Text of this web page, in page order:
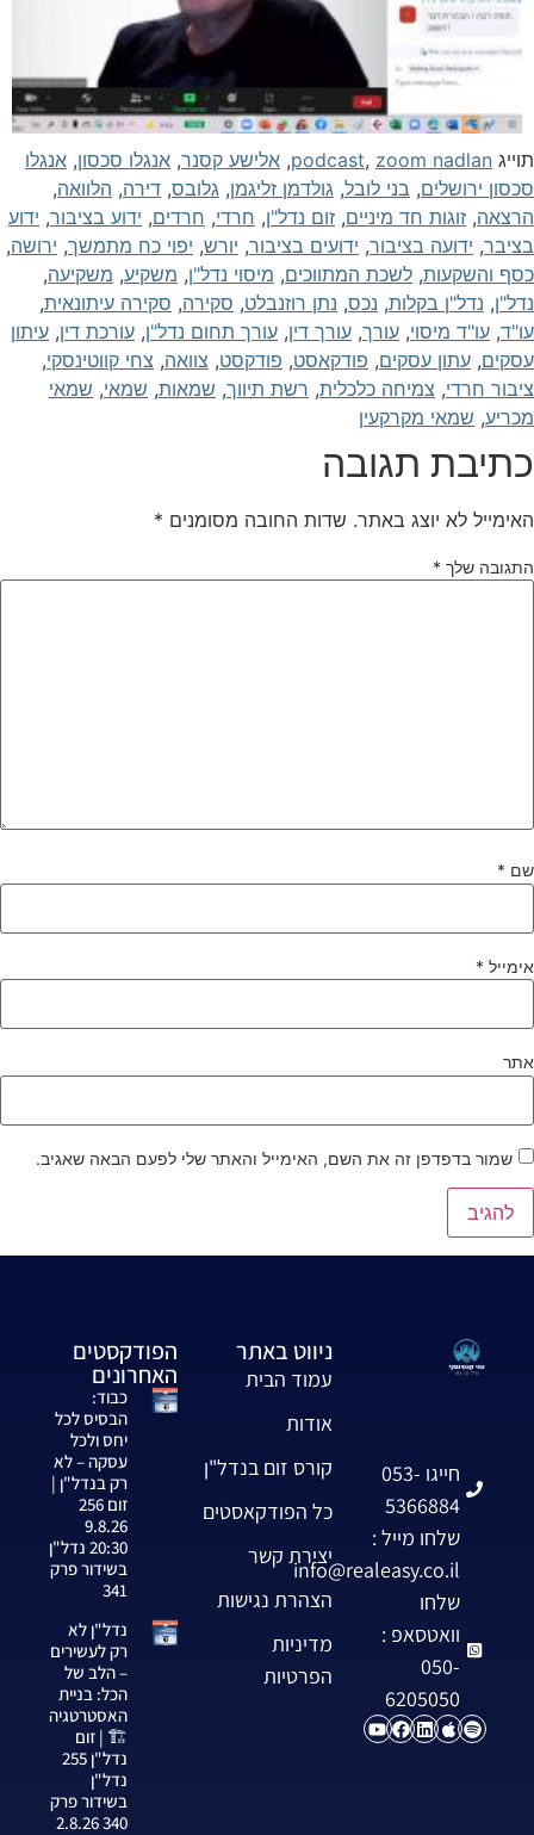
podcast,zoom nadlan
, אלישע קסנר, אנגלו סכסון, אנגלו
ירושלים, בני לובל, גולדמן זליגמן, גלובס, דירה, הלוואה,
, זוגות חד מיניים, זום נדל"ן, חרדי, חרדים, ידוע בציבור, ידוע
, ידועה בציבור, ידועים בציבור, יורש, יפוי כח מתמשך, ירושה,
והשקעות, לשכת המתווכים, מיסוי נדל"ן, משקיע, משקיעה,
, נדל"ן בקלות, נכס, נתן רוזנבלט, סקירה, סקירה עיתונאית,
, עו"ד מיסוי, עורך, עורך דין, עורך תחום נדל"ן, עורכת דין, עיתון
, עתון עסקים, פודקאסט, פודקסט, צוואה, צחי קווטינסקי,
חרדי, צמיחה כלכלית, רשת תיווך, שמאות, שמאי, שמאי
, שמאי מקרקעין
תגובה
לא יוצג באתר. שדות החובה מסומנים *
שלך *
*
*
שמור בדפדפן זה את השם, האימייל והאתר שלי לפעם הבאה שאגיב.
חייגו 053-
5366884
שלחו מייל :
info@realeasy.co.il
שלחו
וואטסאפ :
050-
6205050
ניווט באתר
עמוד הבית
אודות
קורס זום בנדל"ן
כל הפודקאסטים
יצירת קשר
הצהרת נגישות
מדיניות
הפרטיות
הפודקסטים
האחרונים
כבוד:
הבסיס לכל
יחס ולכל
עסקה – לא
רק בנדל"ן |
זום 256
9.8.26
20:30 נדל"ן
בשידור פרק
341
נדל"ן לא
רק לעשירים
– הלב של
הכל: בניית
האסטרטגיה
🏗️ | זום
נדל"ן 255
נדל"ן
בשידור פרק
340 2.8.26